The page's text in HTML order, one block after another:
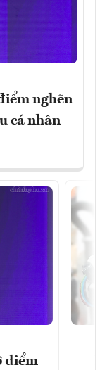
nghẽn
cá nhân
điểm